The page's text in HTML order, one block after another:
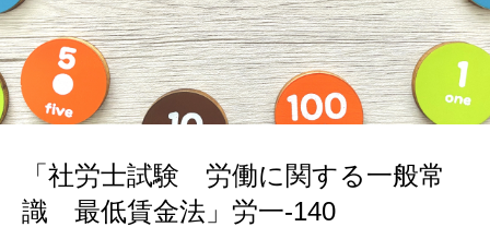
「社労士試験 労働に関する一般常
識 最低賃金法」労一-140